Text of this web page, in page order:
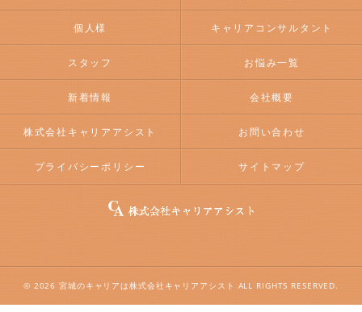
個人様 キャリアコンサルタント
スタッフ お悩み一覧
新着情報 会社概要
株式会社キャリアアシスト お問い合わせ
プライバシーポリシー サイトマップ
© 2026 宮城のキャリアは株式会社キャリアアシスト ALL RIGHTS RESERVED.